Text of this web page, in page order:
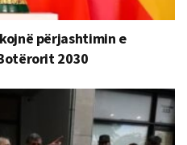
përjashtimin e
2030